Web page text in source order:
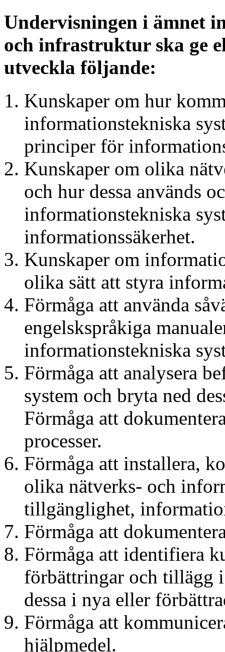
Undervisningen i ämnet
och infrastruktur ska ge
utveckla följande:
Kunskaper om hur
informationstekniska
principer för
Kunskaper om olika
och hur dessa används
informationstekniska
informationssäkerhet.
Kunskaper om
olika sätt att styra
Förmåga att använda
engelskspråkiga
informationstekniska
Förmåga att analysera
system och bryta ned
Förmåga att
processer.
Förmåga att installera,
olika nätverks- och
tillgänglighet,
Förmåga att
Förmåga att identifiera
förbättringar och tillägg
dessa i nya eller
Förmåga att
hjälpmedel.